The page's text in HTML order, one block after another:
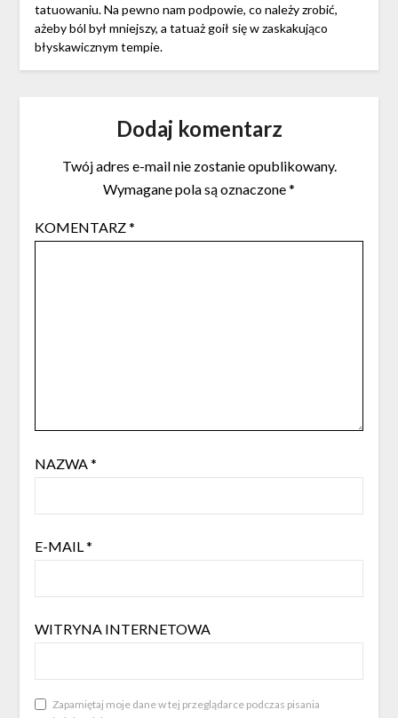
tatuowaniu. Na pewno nam podpowie, co należy zrobić,
ażeby ból był mniejszy, a tatuaż goił się w zaskakująco
błyskawicznym tempie.
Dodaj komentarz
Twój adres e-mail nie zostanie opublikowany.
Wymagane pola są oznaczone*
KOMENTARZ*
NAZWA*
E-MAIL*
WITRYNA INTERNETOWA
Zapamiętaj moje dane w tej przeglądarce podczas pisania